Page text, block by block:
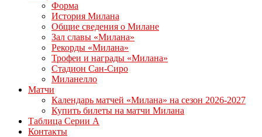
Форма
История Милана
Общие сведения о Милане
Зал славы «Милана»
Рекорды «Милана»
Трофеи и награды «Милана»
Стадион Сан-Сиро
Миланелло
Матчи
Календарь матчей «Милана» на сезон 2026-2027
Купить билеты на матчи Милана
Таблица Серии А
Контакты